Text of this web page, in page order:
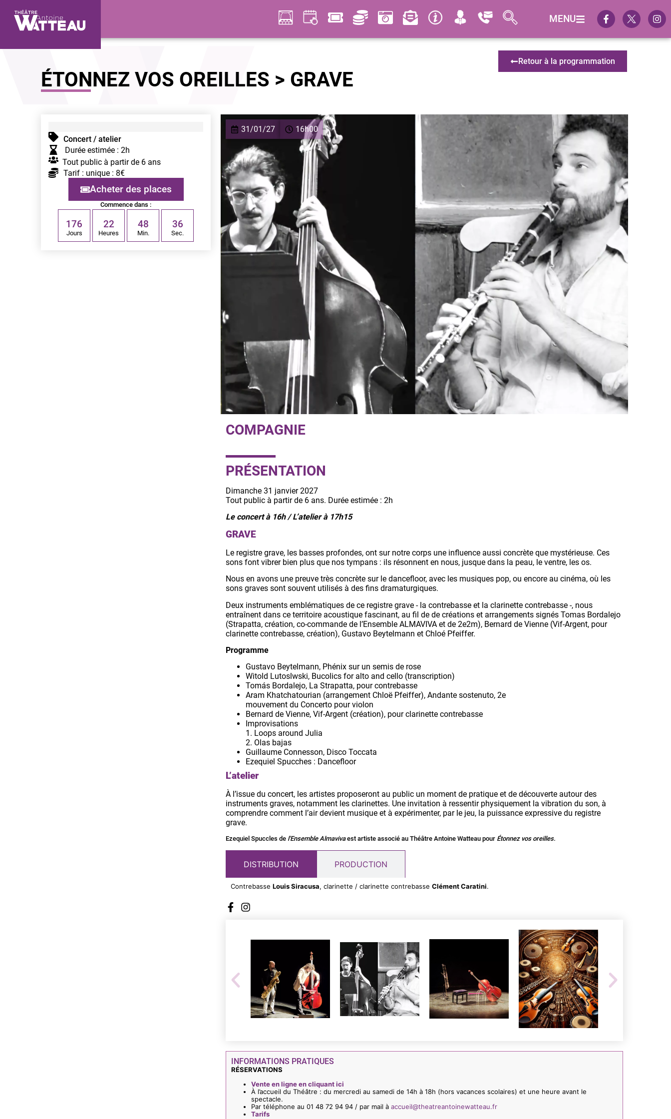
MENU
ÉTONNEZ VOS OREILLES > GRAVE
Retour à la programmation
Concert / atelier
Durée estimée : 2h
Tout public à partir de 6 ans
Tarif : unique : 8€
Acheter des places
Commence dans :
176
Jours
22
Heures
48
Min.
36
Sec.
31/01/27 16h00
COMPAGNIE
PRÉSENTATION
Dimanche 31 janvier 2027
Tout public à partir de 6 ans. Durée estimée : 2h
Le concert à 16h /L’atelier à 17h15
GRAVE
Le registre grave, les basses profondes, ont sur notre corps une influence aussi concrète que mystérieuse. Ces
sons font vibrer bien plus que nos tympans : ils résonnent en nous, jusque dans la peau, le ventre, les os.
Nous en avons une preuve très concrète sur le dancefloor, avec les musiques pop, ou encore au cinéma, où les
sons graves sont souvent utilisés à des fins dramaturgiques.
Deux instruments emblématiques de ce registre grave - la contrebasse et la clarinette contrebasse -, nous
entraînent dans ce territoire acoustique fascinant, au fil de de créations et arrangements signés Tomas Bordalejo
(Strapatta, création, co-commande de l’Ensemble ALMAVIVA et de 2e2m), Bernard de Vienne (Vif-Argent, pour
clarinette contrebasse, création), Gustavo Beytelmann et Chloé Pfeiffer.
Programme
Gustavo Beytelmann, Phénix sur un semis de rose
Witold Lutoslwski, Bucolics for alto and cello (transcription)
Tomás Bordalejo, La Strapatta, pour contrebasse
Aram Khatchatourian (arrangement Chloë Pfeiffer), Andante sostenuto, 2e
mouvement du Concerto pour violon
Bernard de Vienne, Vif-Argent (création), pour clarinette contrebasse
Improvisations
1. Loops around Julia
2. Olas bajas
Guillaume Connesson, Disco Toccata
Ezequiel Spucches : Dancefloor
L’atelier
À l’issue du concert, les artistes proposeront au public un moment de pratique et de découverte autour des
instruments graves, notamment les clarinettes. Une invitation à ressentir physiquement la vibration du son, à
comprendre comment l’air devient musique et à expérimenter, par le jeu, la puissance expressive du registre
grave.
Ezequiel Spuccles de l'Ensemble Almavivaest artiste associé au Théâtre Antoine Watteau pour Étonnez vos oreilles.
DISTRIBUTION PRODUCTION
Contrebasse Louis Siracusa, clarinette / clarinette contrebasse Clément Caratini.
INFORMATIONS PRATIQUES
RÉSERVATIONS
Vente en ligne en cliquant ici
À l’accueil du Théâtre : du mercredi au samedi de 14h à 18h (hors vacances scolaires) et une heure avant le
spectacle.
Par téléphone au 01 48 72 94 94 / par mail à accueil@theatreantoinewatteau.fr
Tarifs